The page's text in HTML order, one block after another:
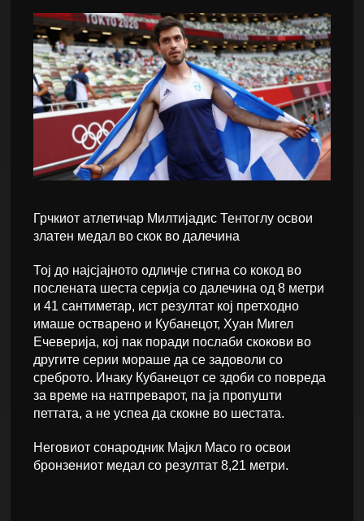
Грчкиот атлетичар Милтијадис Тентоглу освои
златен медал во скок во далечина
Тој до најсјајното одличје стигна со кокод во
послената шеста серија со далечина од 8 метри
и 41 сантиметар, ист резултат кој претходно
имаше остварено и Кубанецот, Хуан Мигел
Ечеверија, кој пак поради послаби скокови во
другите серии мораше да се задоволи со
среброто. Инаку Кубанецот се здоби со повреда
за време на натпреварот, па ја пропушти
петтата, а не успеа да скокне во шестата.
Неговиот сонародник Мајкл Масо го освои
бронзениот медал со резултат 8,21 метри.